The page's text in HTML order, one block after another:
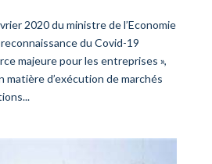
2020 du ministre de l’Economie
du Covid-19
majeure pour les entreprises »,
matière d’exécution de marchés